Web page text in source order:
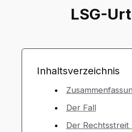
LSG-
Inhaltsverzeichnis
Der Fall
Der Rechtsstreit